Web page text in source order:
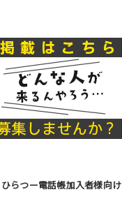
ひらつー電話帳加入者様向け